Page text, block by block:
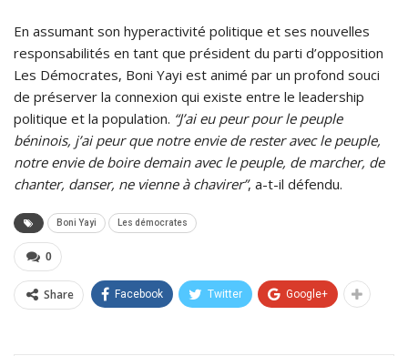
En assumant son hyperactivité politique et ses nouvelles
responsabilités en tant que président du parti d’opposition
Les Démocrates, Boni Yayi est animé par un profond souci
de préserver la connexion qui existe entre le leadership
politique et la population. “J’ai eu peur pour le peuple
béninois, j’ai peur que notre envie de rester avec le peuple,
notre envie de boire demain avec le peuple, de marcher, de
chanter, danser, ne vienne à chavirer”, a-t-il défendu.
Boni Yayi Les démocrates
0
Share Facebook Twitter Google+